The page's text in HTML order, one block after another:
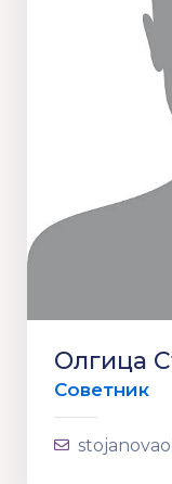
Олгица
Советник